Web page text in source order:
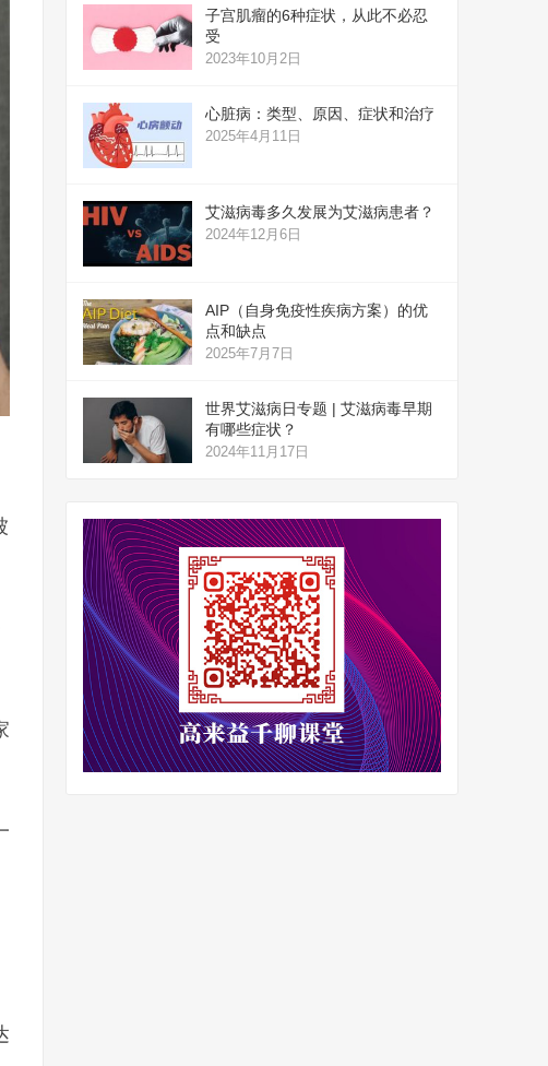
子宫肌瘤的6种症状，从此不必忍
受
2023年10月2日
心脏病：类型、原因、症状和治疗
2025年4月11日
艾滋病毒多久发展为艾滋病患者？
2024年12月6日
AIP（自身免疫性疾病方案）的优
点和缺点
2025年7月7日
世界艾滋病日专题 | 艾滋病毒早期
有哪些症状？
2024年11月17日